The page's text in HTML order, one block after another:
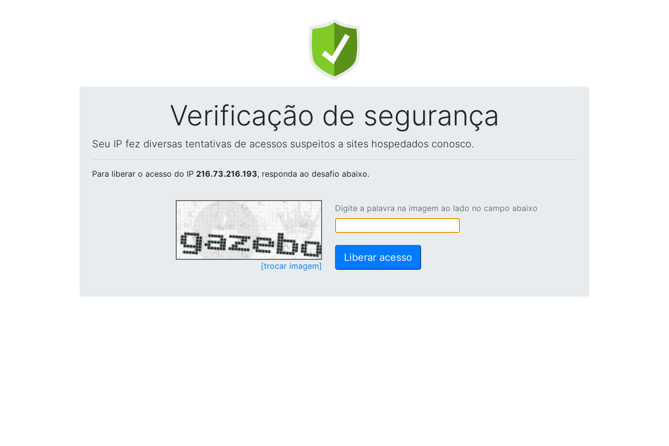
Verificação de segurança
Seu IP fez diversas tentativas de acessos suspeitos a sites hospedados conosco.
Para liberar o acesso do IP 216.73.216.193, responda ao desafio abaixo.
[trocar imagem]
Digite a palavra na imagem ao lado no campo abaixo